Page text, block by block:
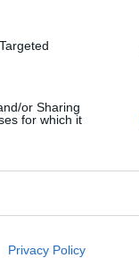
or Sharing
for which it
Privacy Policy
alle porte di Milano
struttura tranquilla ed
storico di Rho a circa
struttura si trovano